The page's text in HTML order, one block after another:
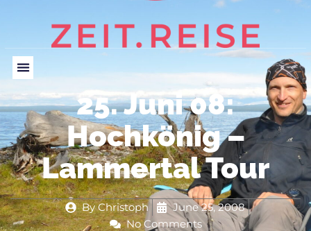
25. Juni 08:
Hochkönig –
Lammertal Tour
ByChristoph
June 25, 2008
No Comments